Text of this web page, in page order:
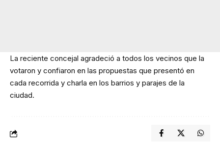
La reciente concejal agradeció a todos los vecinos que la
votaron y confiaron en las propuestas que presentó en
cada recorrida y charla en los barrios y parajes de la
ciudad.